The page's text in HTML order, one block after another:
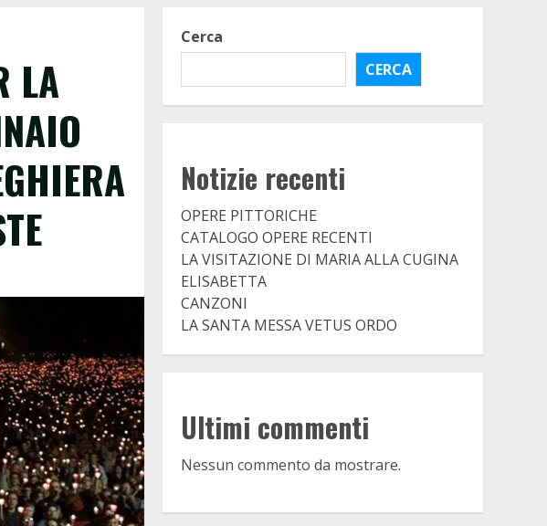
LA
Cerca
CERCA
Notizie recenti
OPERE PITTORICHE
CATALOGO OPERE RECENTI
LA VISITAZIONE DI MARIA ALLA CUGINA
ELISABETTA
CANZONI
LA SANTA MESSA VETUS ORDO
Ultimi commenti
Nessun commento da mostrare.